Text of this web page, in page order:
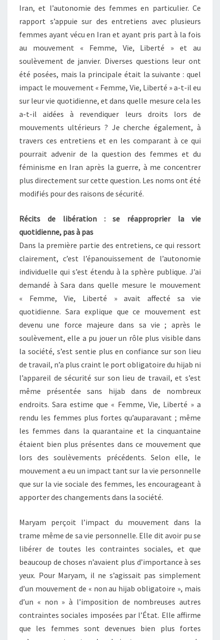
Iran, et l’autonomie des femmes en particulier. Ce
rapport s’appuie sur des entretiens avec plusieurs
femmes ayant vécu en Iran et ayant pris part à la fois
au mouvement « Femme, Vie, Liberté » et au
soulèvement de janvier. Diverses questions leur ont
été posées, mais la principale était la suivante : quel
impact le mouvement « Femme, Vie, Liberté » a-t-il eu
sur leur vie quotidienne, et dans quelle mesure cela les
a-t-il aidées à revendiquer leurs droits lors de
mouvements ultérieurs ? Je cherche également, à
travers ces entretiens et en les comparant à ce qui
pourrait advenir de la question des femmes et du
féminisme en Iran après la guerre, à me concentrer
plus directement sur cette question. Les noms ont été
modifiés pour des raisons de sécurité.
Récits de libération : se réapproprier la vie
quotidienne, pas à pas
Dans la première partie des entretiens, ce qui ressort
clairement, c’est l’épanouissement de l’autonomie
individuelle qui s’est étendu à la sphère publique. J’ai
demandé à Sara dans quelle mesure le mouvement
« Femme, Vie, Liberté » avait affecté sa vie
quotidienne. Sara explique que ce mouvement est
devenu une force majeure dans sa vie ; après le
soulèvement, elle a pu jouer un rôle plus visible dans
la société, s’est sentie plus en confiance sur son lieu
de travail, n’a plus craint le port obligatoire du hijab ni
l’appareil de sécurité sur son lieu de travail, et s’est
même présentée sans hijab dans de nombreux
endroits. Sara estime que « Femme, Vie, Liberté » a
rendu les femmes plus fortes qu’auparavant ; même
les femmes dans la quarantaine et la cinquantaine
étaient bien plus présentes dans ce mouvement que
lors des soulèvements précédents. Selon elle, le
mouvement a eu un impact tant sur la vie personnelle
que sur la vie sociale des femmes, les encourageant à
apporter des changements dans la société.
Maryam perçoit l’impact du mouvement dans la
trame même de sa vie personnelle. Elle dit avoir pu se
libérer de toutes les contraintes sociales, et que
beaucoup de choses n’avaient plus d’importance à ses
yeux. Pour Maryam, il ne s’agissait pas simplement
d’un mouvement de « non au hijab obligatoire », mais
d’un « non » à l’imposition de nombreuses autres
contraintes sociales imposées par l’État. Elle affirme
que les femmes sont devenues bien plus fortes